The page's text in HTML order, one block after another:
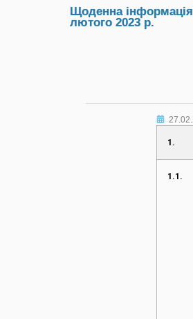
Щоденна інформація
лютого 2023 р.
1.
1.1.